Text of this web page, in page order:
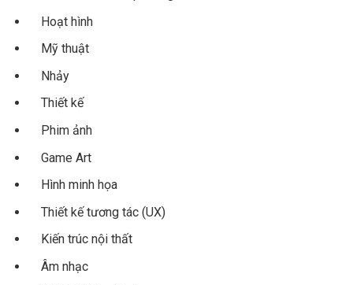
Hoạt hình
Mỹ thuật
Nhảy
Thiết kế
Phim ảnh
Game Art
Hình minh họa
Thiết kế tương tác (UX)
Kiến trúc nội thất
Âm nhạc